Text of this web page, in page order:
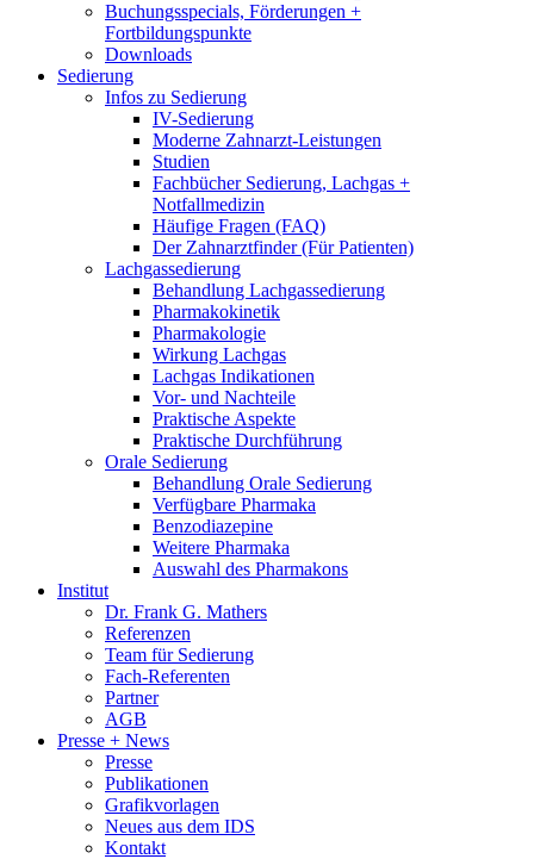
Buchungsspecials, Förderungen +
Fortbildungspunkte
Downloads
Sedierung
Infos zu Sedierung
IV-Sedierung
Moderne Zahnarzt-Leistungen
Studien
Fachbücher Sedierung, Lachgas +
Notfallmedizin
Häufige Fragen (FAQ)
Der Zahnarztfinder (Für Patienten)
Lachgassedierung
Behandlung Lachgassedierung
Pharmakokinetik
Pharmakologie
Wirkung Lachgas
Lachgas Indikationen
Vor- und Nachteile
Praktische Aspekte
Praktische Durchführung
Orale Sedierung
Behandlung Orale Sedierung
Verfügbare Pharmaka
Benzodiazepine
Weitere Pharmaka
Auswahl des Pharmakons
Institut
Dr. Frank G. Mathers
Referenzen
Team für Sedierung
Fach-Referenten
Partner
AGB
Presse + News
Presse
Publikationen
Grafikvorlagen
Neues aus dem IDS
Kontakt